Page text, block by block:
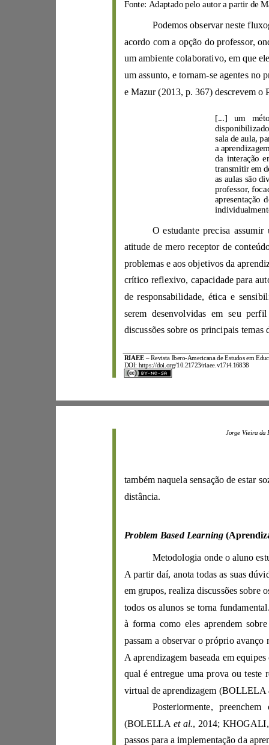
RIAEE – Revista Ibero-
DOI: https://doi.org/10.21723/riaee.v17i4.16838
um assunto, e tornam- se agentes no p
[ ...
sala de
problemas e aos o
serem desenvolvidas em seu perfil
distância.
Problem Based Learning
em grupos, realiza
à forma como eles a
qual é ent
virtual de aprendizagem (
BOLL ELA
(B OLELLA et al. , 2014; KHOGALI